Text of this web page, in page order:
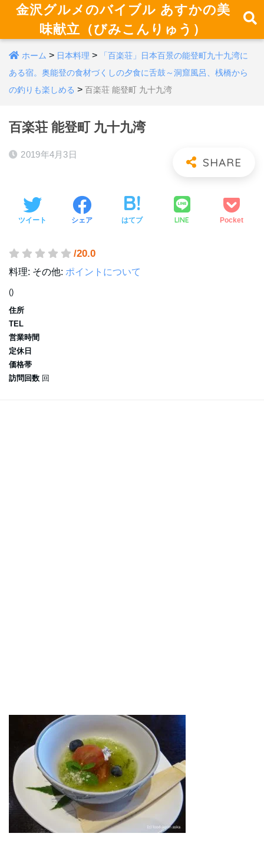
金沢グルメのバイブル あすかの美
味献立（びみこんりゅう）
ホーム > 日本料理 >
「百楽荘」日本百景の能登町九十九湾に
ある宿。奥能登の食材づくしの夕食に舌鼓～洞窟風呂、桟橋から
の釣りも楽しめる > 百楽荘 能登町 九十九湾
百楽荘 能登町 九十九湾
2019年4月3日
ツイート シェア はてブ LINE Pocket
/20.0
料理: その他: ポイントについて
()
住所
TEL
営業時間
定休日
価格帯
訪問回数 回